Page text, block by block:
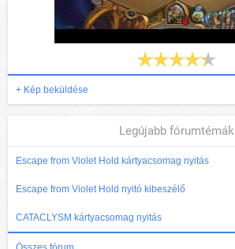
+ Kép beküldése
Legújabb fórumtémák
Escape from Violet Hold kártyacsomag nyitás
Escape from Violet Hold nyitó kibeszélő
CATACLYSM kártyacsomag nyitás